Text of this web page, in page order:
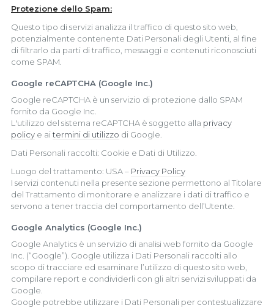
Protezione dello Spam:
Questo tipo di servizi analizza il traffico di questo sito web,
potenzialmente contenente Dati Personali degli Utenti, al fine
di filtrarlo da parti di traffico, messaggi e contenuti riconosciuti
come SPAM.
Google reCAPTCHA (Google Inc.)
Google reCAPTCHA è un servizio di protezione dallo SPAM
fornito da Google Inc.
L'utilizzo del sistema reCAPTCHA è soggetto alla privacy
policy e ai termini di utilizzo di Google.
Dati Personali raccolti: Cookie e Dati di Utilizzo.
Luogo del trattamento: USA – Privacy Policy
I servizi contenuti nella presente sezione permettono al Titolare
del Trattamento di monitorare e analizzare i dati di traffico e
servono a tener traccia del comportamento dell’Utente.
Google Analytics (Google Inc.)
Google Analytics è un servizio di analisi web fornito da Google
Inc. (“Google”). Google utilizza i Dati Personali raccolti allo
scopo di tracciare ed esaminare l’utilizzo di questo sito web,
compilare report e condividerli con gli altri servizi sviluppati da
Google.
Google potrebbe utilizzare i Dati Personali per contestualizzare